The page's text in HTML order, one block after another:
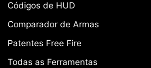
Códigos de HUD
Comparador de Armas
Patentes Free Fire
Todas as Ferramentas